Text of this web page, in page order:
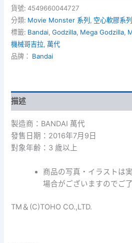
-
Mega
Godzilla
(2004)
機
械
(2004)
數
貨號:4549660044727
分類: Movie Monster 系列 , 空心軟膠系列
標籤: Bandai,Godzilla, Mega Godzilla,
機械哥吉拉,萬代
品牌： Bandai
描述
製造商：BANDAI 萬代
發售日期：2016年7月9日
對象年齢：3 歲以上
商品の写真・イラストは
場合がございますのでご
TM＆(C)TOHO CO.,LTD.